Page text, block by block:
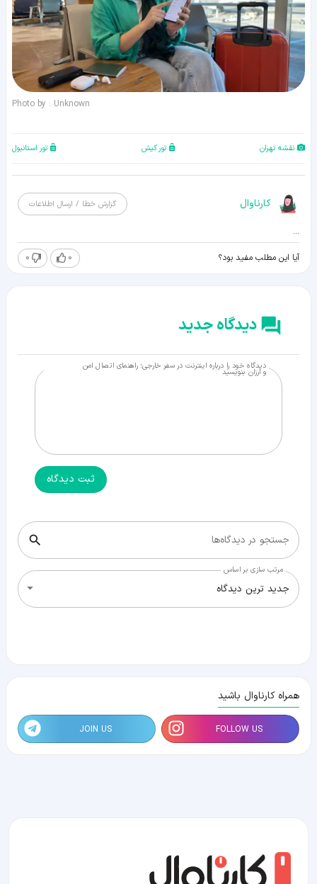
Photo by : Unknown
نقشه تهران تور کیش تور استانبول
کارناوال گزارش خطا / ارسال اطلاعات
...
آیا این مطلب مفید بود؟ 0
0
دیدگاه جدید
دیدگاه خود را درباره اینترنت در سفر خارجی؛ راهنمای اتصال امن
و ارزان بنویسید
ثبت دیدگاه
جستجو در دیدگاه‌ها
مرتب سازی بر اساس
جدید ترین دیدگاه
همراه کارناوال باشید
FOLLOW US
JOIN US